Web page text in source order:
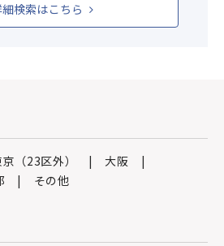
検索はこちら
（23区外）
大阪
その他